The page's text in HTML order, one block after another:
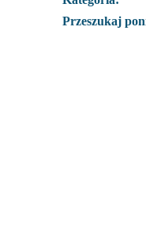
Przeszukaj